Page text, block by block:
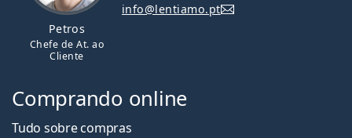
Petros
Chefe de At. ao
Cliente
info@lentiamo.pt
Comprando online
Tudo sobre compras